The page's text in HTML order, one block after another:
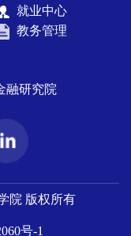
就业中心
教务管理
融研究院
院 版权所有
号-1